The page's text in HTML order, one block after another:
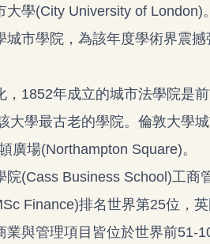
學(City University of
市學院，為該年度學術界震
1852年成立的城市法學院是
大學最古老的學院。倫敦大學
廣場(Northampton Square)。
(Cass Business School)工商
Finance)排名世界第25位，
與管理項目皆位於世界前51-